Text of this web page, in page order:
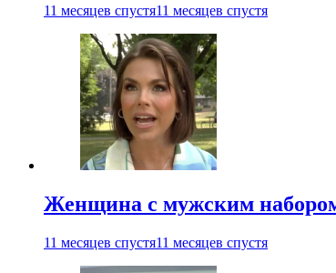
11 месяцев спустя11 месяцев спустя
Женщина с мужским
11 месяцев спустя11 месяцев спустя